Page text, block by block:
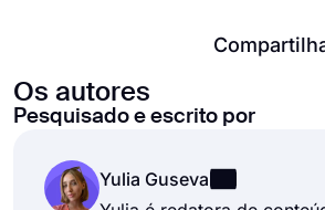
Os autores
Pesquisado e escrito por
Yulia Guseva